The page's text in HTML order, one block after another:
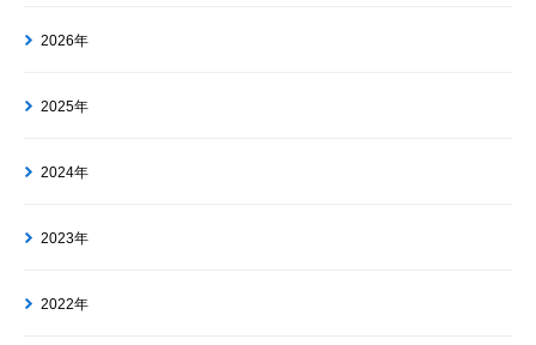
2026年
2025年
2024年
2023年
2022年